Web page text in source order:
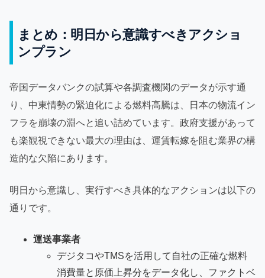
まとめ：明日から意識すべきアクショ
ンプラン
帝国データバンクの試算や各調査機関のデータが示す通
り、中東情勢の緊迫化による燃料高騰は、日本の物流イン
フラを崩壊の淵へと追い詰めています。政府支援があって
も楽観視できない最大の理由は、運賃転嫁を阻む業界の構
造的な欠陥にあります。
明日から意識し、実行すべき具体的なアクションは以下の
通りです。
運送事業者
デジタコやTMSを活用して自社の正確な燃料
消費量と原価上昇分をデータ化し、ファクトベ